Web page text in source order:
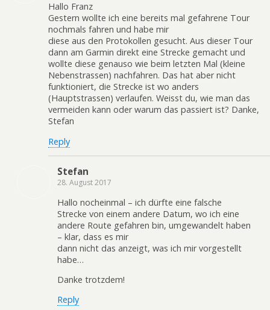
Hallo Franz
Gestern wollte ich eine bereits mal gefahrene Tour
nochmals fahren und habe mir
diese aus den Protokollen gesucht. Aus dieser Tour
dann am Garmin direkt eine Strecke gemacht und
wollte diese genauso wie beim letzten Mal (kleine
Nebenstrassen) nachfahren. Das hat aber nicht
funktioniert, die Strecke ist wo anders
(Hauptstrassen) verlaufen. Weisst du, wie man das
vermeiden kann oder warum das passiert ist? Danke,
Stefan
Reply
Stefan
28. August 2017
Hallo nocheinmal – ich dürfte eine falsche
Strecke von einem andere Datum, wo ich eine
andere Route gefahren bin, umgewandelt haben
– klar, dass es mir
dann nicht das anzeigt, was ich mir vorgestellt
habe…
Danke trotzdem!
Reply